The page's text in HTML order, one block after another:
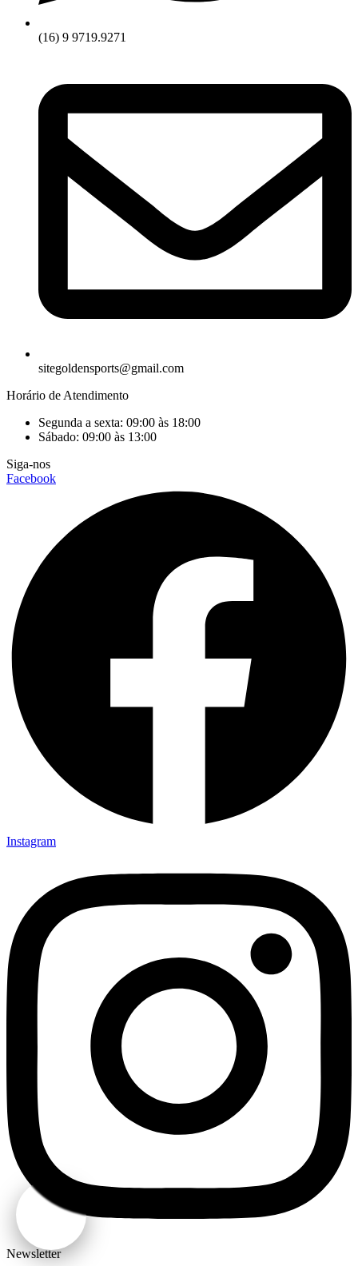
(16) 9 9719.9271
sitegoldensports@gmail.com
Horário de Atendimento
Segunda a sexta: 09:00 às 18:00
Sábado: 09:00 às 13:00
Siga-nos
Facebook
Instagram
Newsletter